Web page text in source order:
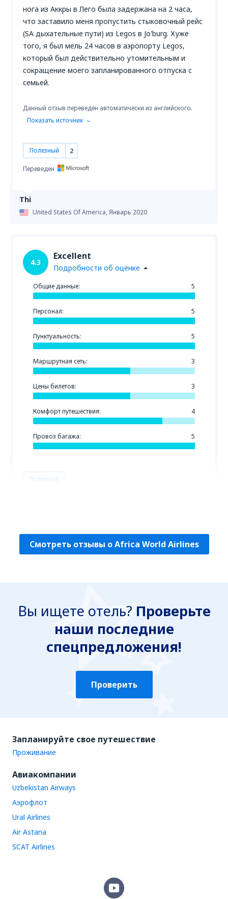
Thi
United States Of America,Январь 2020
нога из Аккры в Лего была задержана на 2 часа,
что заставило меня пропустить стыковочный рейс
(SA дыхательные пути) из Legos в Jo'burg. Хуже
того, я был мель 24 часов в аэропорту Legos,
который был действительно утомительным и
сокращение моего запланированного отпуска с
семьей.
Данный отзыв переведен автоматически из английского.
Показать источник
Полезный 2
Переведен
4.3
Excellent
Подробности об оценке
Общие данные: 5
Персонал: 5
Пунктуальность: 5
Маршрутная сеть: 3
Цены билетов: 3
Комфорт путешествия: 4
Провоз багажа: 5
Полезный
Смотреть отзывы о Africa World Airlines
Вы ищете отель? Проверьте
наши последние
спецпредложения!
Проверить
Запланируйте свое путешествие
Проживание
Авиакомпании
Uzbekistan Airways
Аэрофлот
Ural Airlines
Air Astana
SCAT Airlines